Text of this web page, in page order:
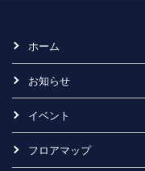
ホーム
お知らせ
イベント
フロアマップ